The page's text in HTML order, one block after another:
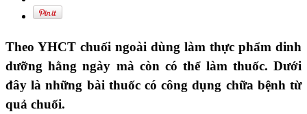
Theo YHCT chuối ngoài dùng làm thực phẩm dinh
dưỡng hằng ngày mà còn có thể làm thuốc. Dưới
đây là những bài thuốc có công dụng chữa bệnh từ
quả chuối.